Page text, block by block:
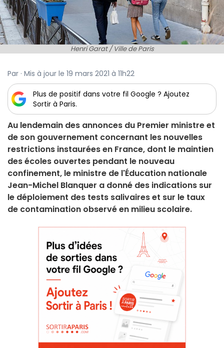
Henri Garat / Ville de Paris
Par · Mis à jour le 19 mars 2021 à 11h22
Plus de positif dans votre fil Google ? Ajoutez
Sortir à Paris.
Au lendemain des annonces du Premier ministre et
de son gouvernement concernant les nouvelles
restrictions instaurées en France, dont le maintien
des écoles ouvertes pendant le nouveau
confinement, le ministre de l'Éducation nationale
Jean-Michel Blanquer a donné des indications sur
le déploiement des tests salivaires et sur le taux
de contamination observé en milieu scolaire.